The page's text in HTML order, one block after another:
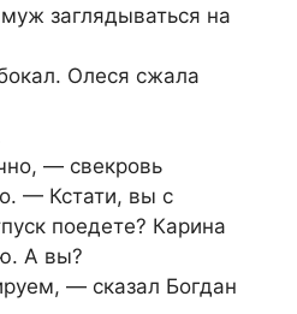
заглядываться на
Олеся сжала
— свекровь
— Кстати, вы с
поедете? Карина
А вы?
— сказал Богдан